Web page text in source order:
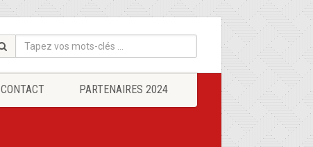
CONTACT PARTENAIRES 2024